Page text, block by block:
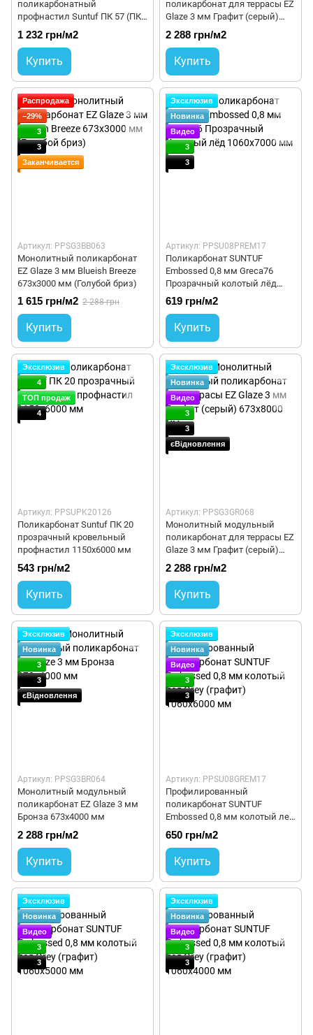
поликарбонатный
профнастил Suntuf ПК 57 (ПК
56) 1,8 мм 1056x6000 мм
1 232 грн/м2
Купить
поликарбонат для террасы EZ
Glaze 3 мм Графит (серый)
673x4000 мм
2 288 грн/м2
Купить
Распродажа
−29%
3
3
Заканчивается
Артикул: PPSG3BB063
Монолитный поликарбонат
EZ Glaze 3 мм Blueish Breeze
673x3000 мм (Голубой бриз)
1 615 грн/м2 2 288 грн
Купить
Эксклюзив
Новинка
Видео
3
3
Артикул: PPSU08PREM17
Поликарбонат SUNTUF
Embossed 0,8 мм Greca76
Прозрачный колотый лёд
1060x7000 мм
619 грн/м2
Купить
Эксклюзив
4
ТОП продаж
4
Артикул: PPSUPK20126
Поликарбонат Suntuf ПК 20
прозрачный кровельный
профнастил 1150х6000 мм
543 грн/м2
Купить
Эксклюзив
Новинка
Видео
3
3
єВідновлення
Артикул: PPSG3GR068
Монолитный модульный
поликарбонат для террасы EZ
Glaze 3 мм Графит (серый)
673x8000 мм
2 288 грн/м2
Купить
Эксклюзив
Новинка
3
3
єВідновлення
Артикул: PPSG3BR064
Монолитный модульный
поликарбонат EZ Glaze 3 мм
Бронза 673x4000 мм
2 288 грн/м2
Купить
Эксклюзив
Новинка
Видео
3
3
Артикул: PPSU08GREM17
Профилированный
поликарбонат SUNTUF
Embossed 0,8 мм колотый лед
Grey (графит) 1060x6000 мм
650 грн/м2
Купить
Эксклюзив
Новинка
Видео
3
3
Эксклюзив
Новинка
Видео
3
3